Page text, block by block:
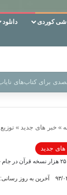
شی کوردی دانلود
از راه خداست‌!
» خبر های جدید » توزیع ۲۵۰ هزار نسخه قرآن در جام جهانی ۲۰۱۴
های جدید
۰۶ آخرین به روز رسانی: ۹۳/۰۳/۱۰